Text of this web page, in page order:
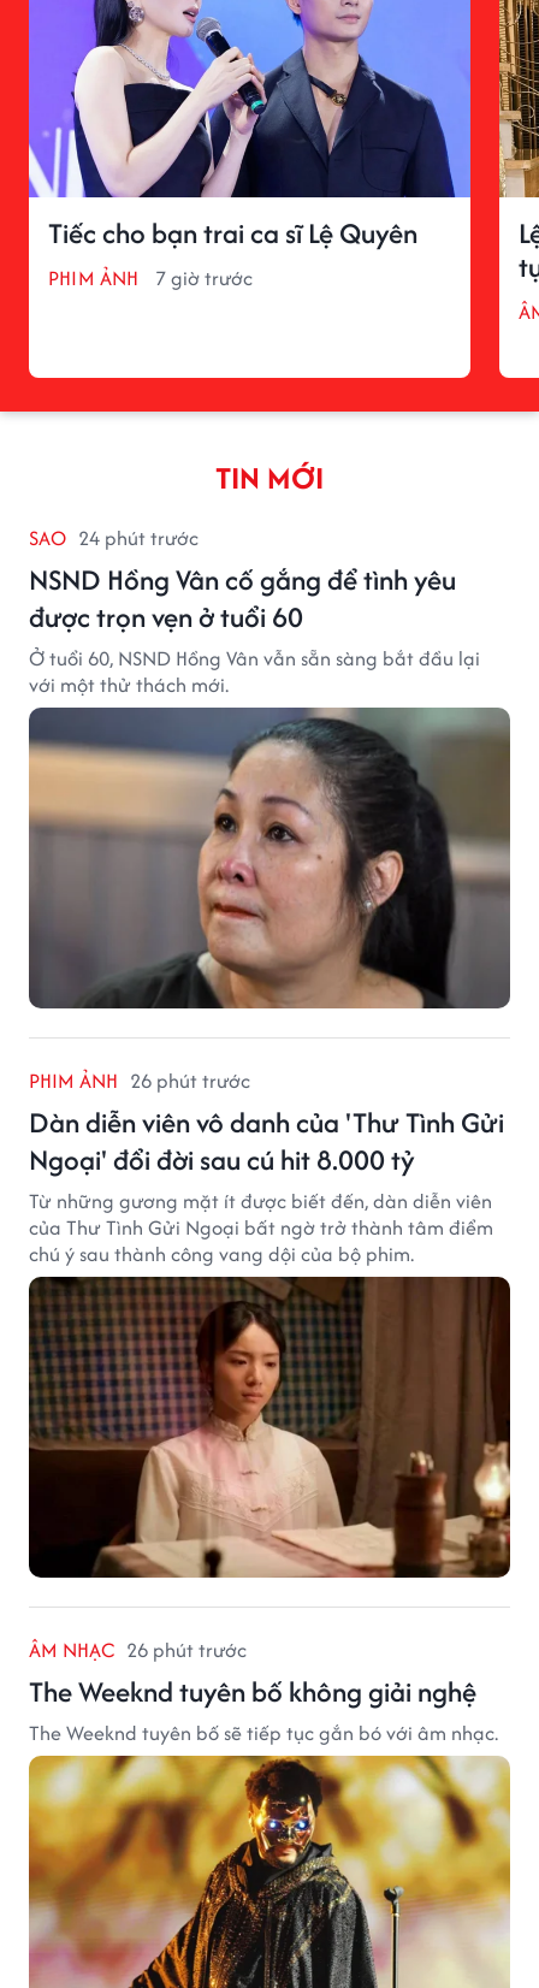
Tiếc cho bạn trai ca sĩ Lệ Quyên
PHIM ẢNH 7 giờ trước
TIN MỚI
SAO 24 phút trước
NSND Hồng Vân cố gắng để tình yêu
được trọn vẹn ở tuổi 60
Ở tuổi 60, NSND Hồng Vân vẫn sẵn sàng bắt đầu lại
với một thử thách mới.
PHIM ẢNH 26 phút trước
Dàn diễn viên vô danh của 'Thư Tình Gửi
Ngoại' đổi đời sau cú hit 8.000 tỷ
Từ những gương mặt ít được biết đến, dàn diễn viên
của Thư Tình Gửi Ngoại bất ngờ trở thành tâm điểm
chú ý sau thành công vang dội của bộ phim.
ÂM NHẠC 26 phút trước
The Weeknd tuyên bố không giải nghệ
The Weeknd tuyên bố sẽ tiếp tục gắn bó với âm nhạc.